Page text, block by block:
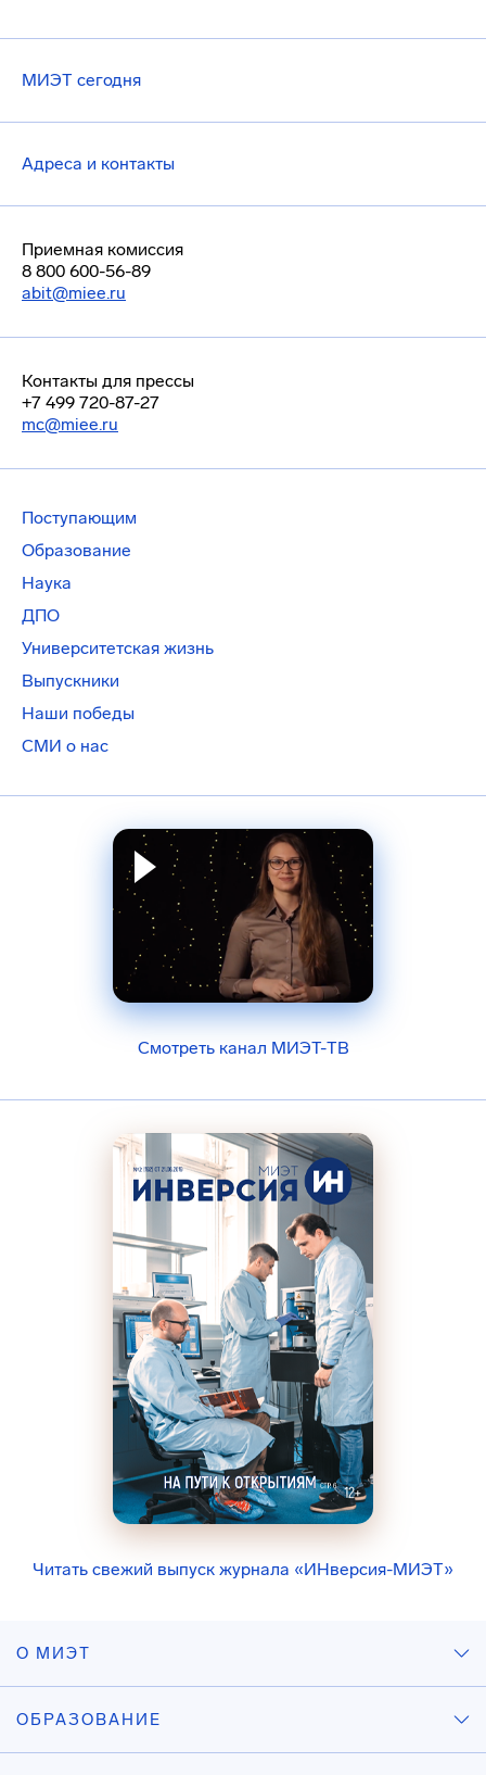
МИЭТ сегодня
Адреса и контакты
Приемная комиссия
8 800 600-56-89
abit@miee.ru
Контакты для прессы
+7 499 720-87-27
mc@miee.ru
Поступающим
Образование
Наука
ДПО
Университетская жизнь
Выпускники
Наши победы
СМИ о нас
Смотреть канал МИЭТ-ТВ
Читать свежий выпуск журнала «ИНверсия-МИЭТ»
О МИЭТ
ОБРАЗОВАНИЕ